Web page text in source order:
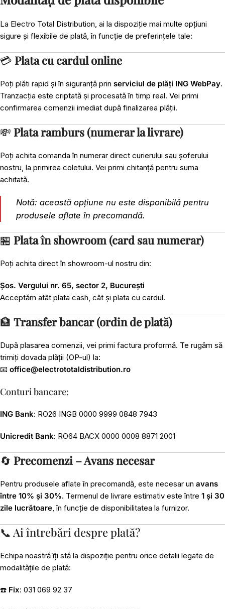
La Electro Total Distribution, ai la dispoziție mai multe opțiuni
sigure și flexibile de plată, în funcție de preferințele tale:
💳 Plata cu cardul online
Poți plăti rapid și în siguranță prin serviciul de plăți ING WebPay.
Tranzacția este criptată și procesată în timp real. Vei primi
confirmarea comenzii imediat după finalizarea plății.
💸 Plata ramburs (numerar la livrare)
Poți achita comanda în numerar direct curierului sau șoferului
nostru, la primirea coletului. Vei primi chitanță pentru suma
achitată.
Notă: această opțiune nu este disponibilă pentru
produsele aflate în precomandă.
🏪 Plata în showroom (card sau numerar)
Poți achita direct în showroom-ul nostru din:
Șos. Vergului nr. 65, sector 2, București
Acceptăm atât plata cash, cât și plata cu cardul.
🏦 Transfer bancar (ordin de plată)
După plasarea comenzii, vei primi factura proformă. Te rugăm să
trimiți dovada plății (OP-ul) la:
📧 office@electrototaldistribution.ro
Conturi bancare:
ING Bank: RO26 INGB 0000 9999 0848 7943
Unicredit Bank: RO64 BACX 0000 0008 8871 2001
🔄 Precomenzi – Avans necesar
Pentru produsele aflate în precomandă, este necesar un avans
între 10% și 30%. Termenul de livrare estimativ este între 1 și 30
zile lucrătoare, în funcție de disponibilitatea la furnizor.
📞 Ai întrebări despre plată?
Echipa noastră îți stă la dispoziție pentru orice detalii legate de
modalitățile de plată:
☎️ Fix: 031 069 92 37